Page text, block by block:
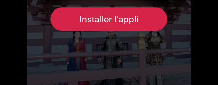
Installer l'appli